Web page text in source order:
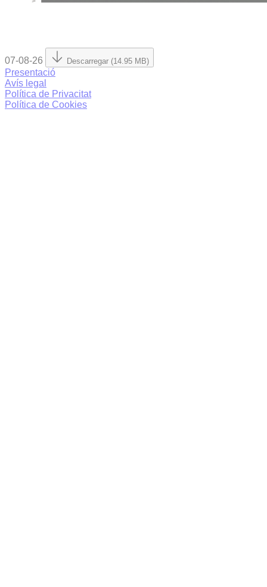
07-08-26 Descarregar (14.95 MB)
Presentació
Avís legal
Política de Privacitat
Política de Cookies